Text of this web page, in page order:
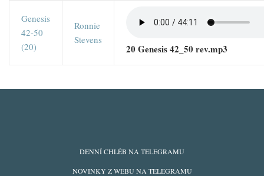
Genesis
42-50
(20)
Ronnie
Stevens
20 Genesis 42_50 rev.mp3
DENNÍ CHLÉB NA TELEGRAMU
NOVINKY Z WEBU NA TELEGRAMU